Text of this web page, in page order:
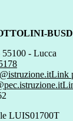
- Lucca
Link
LUIS01700T